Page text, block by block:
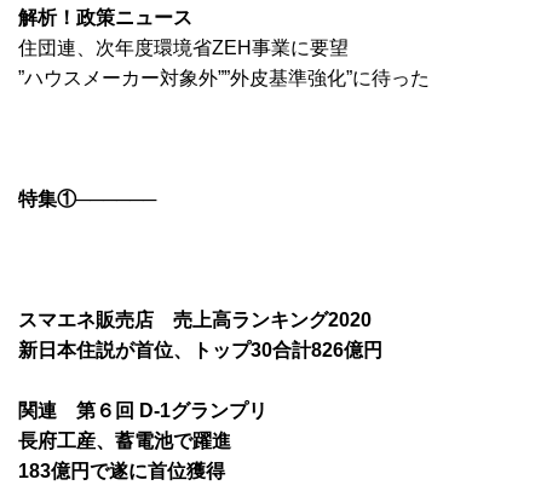
解析！政策ニュース
住団連、次年度環境省ZEH事業に要望
”ハウスメーカー対象外””外皮基準強化”に待った
特集①──────
スマエネ販売店 売上高ランキング2020
新日本住説が首位、トップ30合計826億円
関連 第６回 D-1グランプリ
長府工産、蓄電池で躍進
183億円で遂に首位獲得